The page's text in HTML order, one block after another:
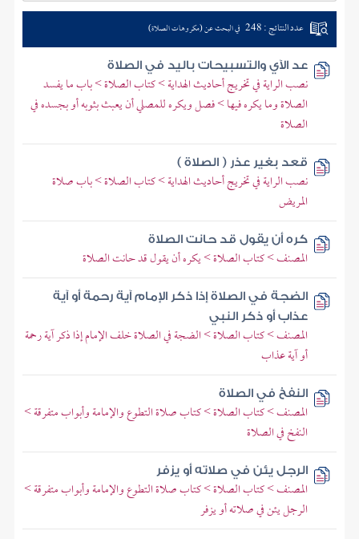
عدد النتائج : 248 في البحث عن (مكروهات الصلاة)
عد الآي والتسبيحات باليد في الصلاة
نصب الراية في تخريج أحاديث الهداية > كتاب الصلاة > باب ما يفسد
الصلاة وما يكره فيها > فصل ويكره للمصلي أن يعبث بثوبه أو بجسده في
الصلاة
قعد بغير عذر ( الصلاة )
نصب الراية في تخريج أحاديث الهداية > كتاب الصلاة > باب صلاة
المريض
كره أن يقول قد حانت الصلاة
المصنف > كتاب الصلاة > يكره أن يقول قد حانت الصلاة
الضجة في الصلاة إذا ذكر الإمام آية رحمة أو آية
عذاب أو ذكر النبي
المصنف > كتاب الصلاة > الضجة في الصلاة خلف الإمام إذا ذكر آية رحمة
أو آية عذاب
النفخ في الصلاة
المصنف > كتاب الصلاة > كتاب صلاة التطوع والإمامة وأبواب متفرقة >
النفخ في الصلاة
الرجل يئن في صلاته أو يزفر
المصنف > كتاب الصلاة > كتاب صلاة التطوع والإمامة وأبواب متفرقة >
الرجل يئن في صلاته أو يزفر